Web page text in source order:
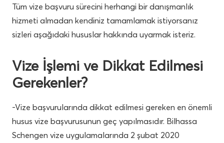
Tüm vize başvuru sürecini herhangi bir danışmanlık
hizmeti almadan kendiniz tamamlamak istiyorsanız
sizleri aşağıdaki hususlar hakkında uyarmak isteriz.
Vize İşlemi ve Dikkat Edilmesi
Gerekenler?
-Vize başvurularında dikkat edilmesi gereken en önemli
husus vize başvurusunun geç yapılmasıdır. Bilhassa
Schengen vize uygulamalarında 2 şubat 2020